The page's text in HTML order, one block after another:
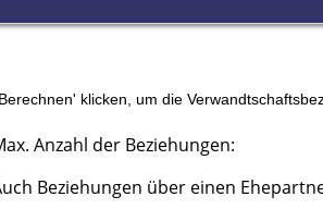
klicken, um die
Anzahl der Beziehungen:
Beziehungen über einen